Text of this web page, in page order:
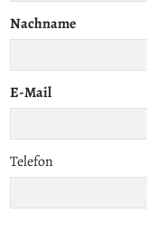
Nachname
E-Mail
Telefon